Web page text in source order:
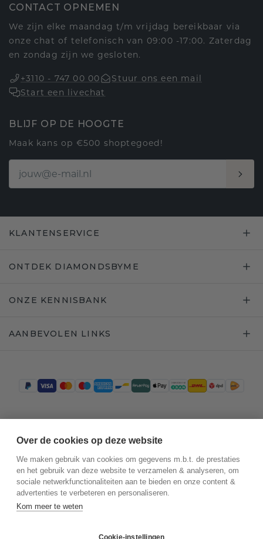
CONTACT OPNEMEN
We zijn elke maandag t/m vrijdag bereikbaar via
onze chat of telefonisch van 09:00 -17:00. Zaterdag
en zondag zijn we gesloten.
+3110 - 747 00 00
Stuur ons een mail
Start een livechat
BLIJF OP DE HOOGTE
Maak kans op €500 shoptegoed!
KLANTENSERVICE
ONTDEK DIAMONDSBYME
ONZE KENNISBANK
AANBEVOLEN LINKS
Over de cookies op deze website
We maken gebruik van cookies om gegevens m.b.t. de prestaties
en het gebruik van deze website te verzamelen & analyseren, om
sociale netwerkfunctionaliteiten aan te bieden en onze content &
advertenties te verbeteren en personaliseren.
Kom meer te weten
Cookie-instellingen